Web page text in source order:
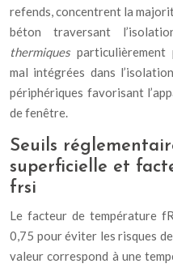
refends, concentrent la
béton traversant
thermiques particulièrement
mal intégrées dans
périphériques favorisant
de fenêtre.
Seuils
superficielle et
frsi
Le facteur de température
0,75 pour éviter les risques
valeur correspond à une